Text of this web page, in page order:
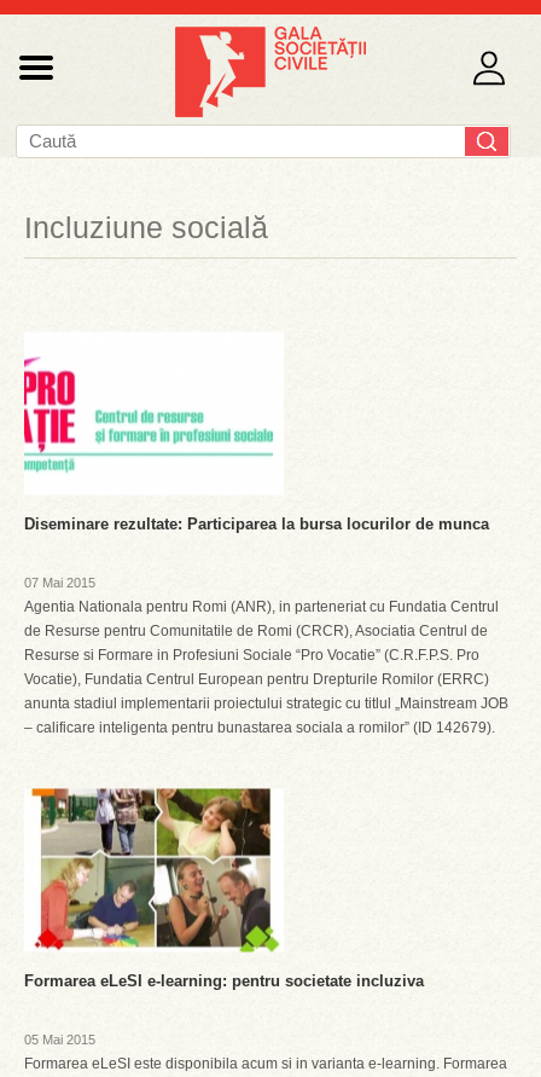
Incluziune socială
Diseminare rezultate: Participarea la bursa locurilor de munca
07 Mai 2015
Agentia Nationala pentru Romi (ANR), in parteneriat cu Fundatia Centrul
de Resurse pentru Comunitatile de Romi (CRCR), Asociatia Centrul de
Resurse si Formare in Profesiuni Sociale “Pro Vocatie” (C.R.F.P.S. Pro
Vocatie), Fundatia Centrul European pentru Drepturile Romilor (ERRC)
anunta stadiul implementarii proiectului strategic cu titlul „Mainstream JOB
– calificare inteligenta pentru bunastarea sociala a romilor” (ID 142679).
Formarea eLeSI e-learning: pentru societate incluziva
05 Mai 2015
Formarea eLeSI este disponibila acum si in varianta e-learning. Formarea